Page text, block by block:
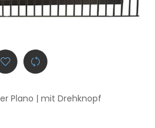
Plano | mit Drehknopf